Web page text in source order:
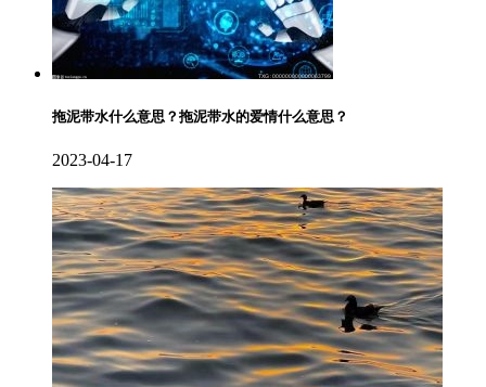
拖泥带水什么意思？拖泥带水的爱情什么意思？
2023-04-17